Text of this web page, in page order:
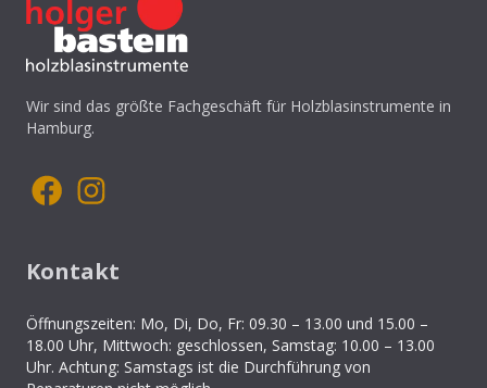
Wir sind das größte Fachgeschäft für Holzblasinstrumente in
Hamburg.
Kontakt
Öffnungszeiten: Mo, Di, Do, Fr: 09.30 – 13.00 und 15.00 –
18.00 Uhr, Mittwoch: geschlossen, Samstag: 10.00 – 13.00
Uhr. Achtung: Samstags ist die Durchführung von